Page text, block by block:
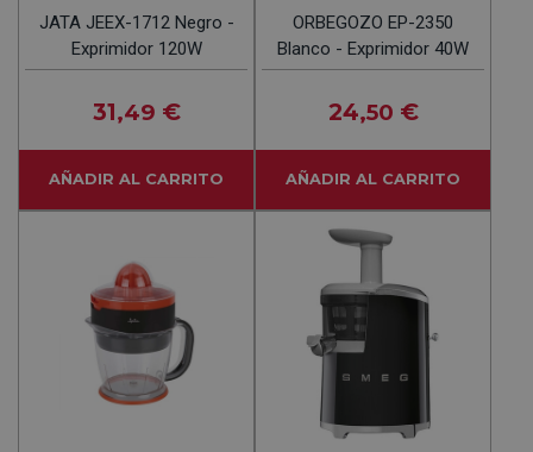
JATA JEEX-1712 Negro -
Exprimidor 120W
31,49 €
AÑADIR AL CARRITO
ORBEGOZO EP-2350
Blanco - Exprimidor 40W
24,50 €
AÑADIR AL CARRITO